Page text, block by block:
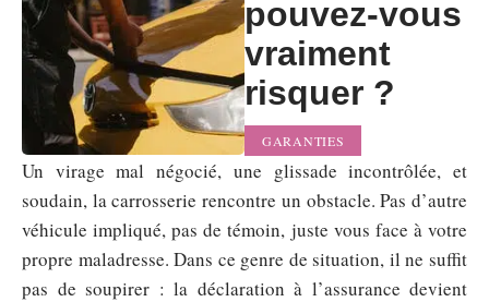
pouvez-vous
vraiment
risquer ?
GARANTIES
Un virage mal négocié, une glissade incontrôlée, et
soudain, la carrosserie rencontre un obstacle. Pas d’autre
véhicule impliqué, pas de témoin, juste vous face à votre
propre maladresse. Dans ce genre de situation, il ne suffit
pas de soupirer : la déclaration à l’assurance devient